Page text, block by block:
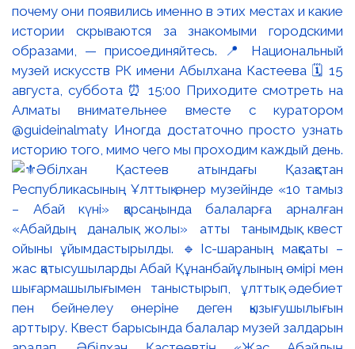
почему они появились именно в этих местах и какие
истории скрываются за знакомыми городскими
образами, — присоединяйтесь. 📍 Национальный
музей искусств РК имени Абылхана Кастеева 🗓 15
августа, суббота ⏰ 15:00 Приходите смотреть на
Алматы внимательнее вместе с куратором
@guideinalmaty Иногда достаточно просто узнать
историю того, мимо чего мы проходим каждый день.